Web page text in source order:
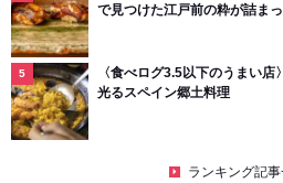
で見つけた江戸前の粋が詰ま
〈食べログ3.5以下のうまい
光るスペイン郷土料理
ランキング記